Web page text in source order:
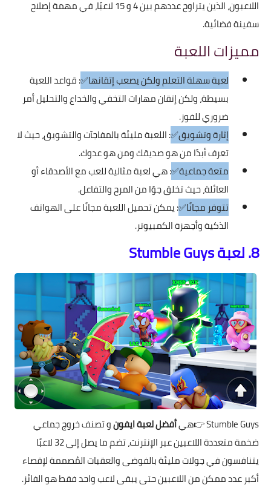
اللاعبون، الذين يتراوح عددهم بين 4 و 15 لاعبًا، في مهمة إصلاح
سفينة فضائية.
مميزات اللعبة
لعبة سهلة التعلم ولكن يصعب إتقانها✅: قواعد اللعبة
بسيطة، ولكن إتقان مهارات التخفي والخداع والتحليل أمر
ضروري للفوز.
إثارة وتشويق✅: اللعبة مليئة بالمفاجآت والتشويق، حيث لا
تعرف أبدًا من هو صديقك ومن هو عدوك.
متعة جماعية✅: هي لعبة مثالية للعب مع الأصدقاء أو
العائلة، حيث تخلق جوًا من المرح والتفاعل.
تتوفر مجانًا✅: يمكن تحميل اللعبة مجانًا على الهواتف
الذكية وأجهزة الكمبيوتر.
8. لعبة Stumble Guys
Stumble Guys👉هيأفضل لعبة ايفونو تصنف خروج جماعي
ضخمة متعددة اللاعبين عبر الإنترنت، تضم ما يصل إلى 32 لاعبًا
يتنافسون في جولات مليئة بالفوضى والعقبات المُصممة لإقصاء
أكبر عدد ممكن من اللاعبين حتى يبقى لاعب واحد فقط هو الفائز.